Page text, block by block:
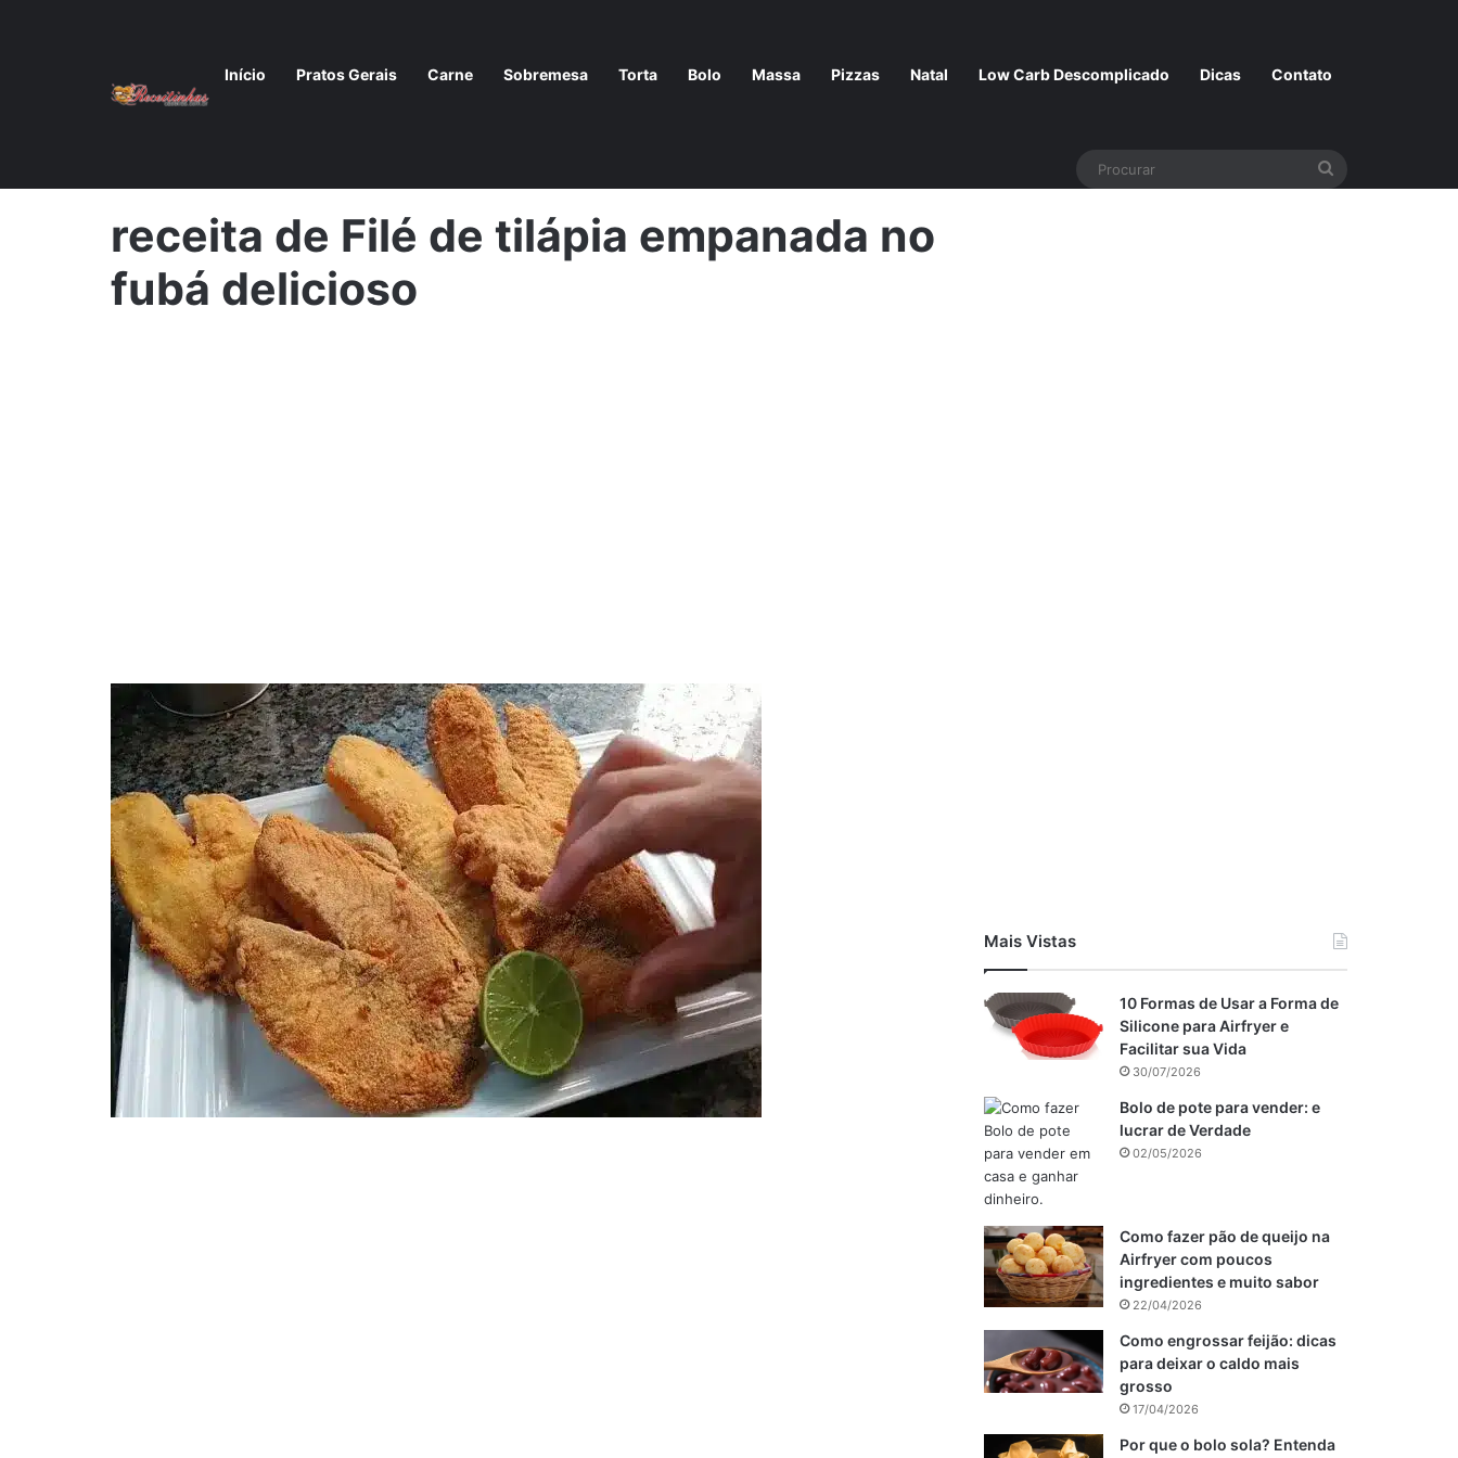
Início Pratos Gerais Carne Sobremesa Torta Bolo Massa Pizzas Natal Low Carb Descomplicado Dicas Contato
receita de Filé de tilápia empanada no
fubá delicioso
Mais Vistas
10 Formas de Usar a Forma de
Silicone para Airfryer e
Facilitar sua Vida
30/07/2026
Bolo de pote para vender: e
lucrar de Verdade
02/05/2026
Como fazer pão de queijo na
Airfryer com poucos
ingredientes e muito sabor
22/04/2026
Como engrossar feijão: dicas
para deixar o caldo mais
grosso
17/04/2026
Por que o bolo sola? Entenda